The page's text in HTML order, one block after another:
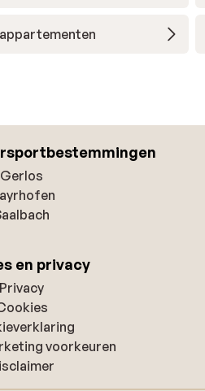
Gerlos
en privacy
Privacy
voorkeuren